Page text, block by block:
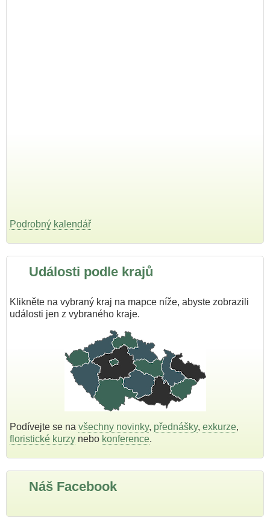
Podrobný kalendář
Události podle krajů
Klikněte na vybraný kraj na mapce níže, abyste zobrazili
události jen z vybraného kraje.
Podívejte se na všechny novinky, přednášky, exkurze,
floristické kurzy nebo konference.
Náš Facebook